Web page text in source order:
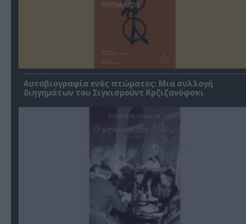
Αυτοβιογραφία ενός πτώματος: Μια συλλογή
διηγημάτων του Σιγκισμούντ Κρζιζανόφσκι